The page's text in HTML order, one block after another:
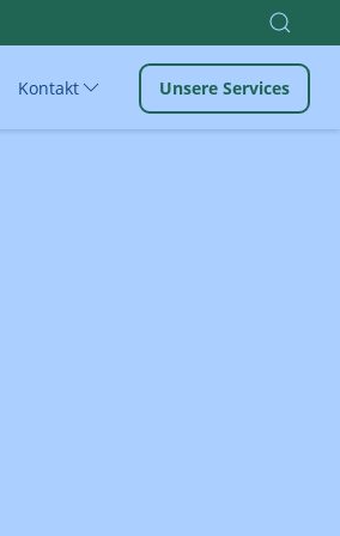
Kontakt Unsere Services